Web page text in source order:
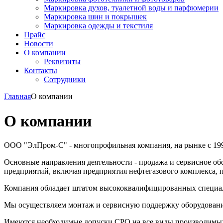
Маркировка духов, туалетной воды и парфюмерии
Маркировка шин и покрышек
Маркировка одежды и текстиля
Прайс
Новости
О компании
Реквизиты
Контакты
Сотрудники
ГлавнаяО компании
О компании
ООО "ЭлПром-С" - многопрофильная компания, на рынке с
Основные направления деятельности - продажа и сервисное
предприятий, включая предприятия нефтегазового
Компания обладает штатом высококвалифицированных
Мы осуществляем монтаж и сервисную поддержку